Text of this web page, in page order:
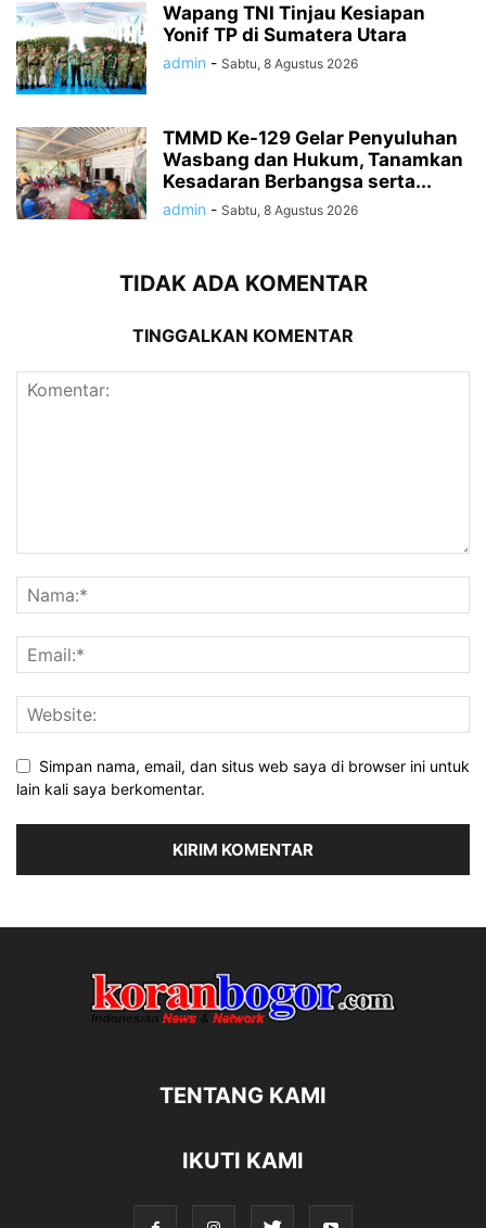
Wapang TNI Tinjau Kesiapan
Yonif TP di Sumatera Utara
admin - Sabtu, 8 Agustus 2026
TMMD Ke-129 Gelar Penyuluhan
Wasbang dan Hukum, Tanamkan
Kesadaran Berbangsa serta...
admin - Sabtu, 8 Agustus 2026
TIDAK ADA KOMENTAR
TINGGALKAN KOMENTAR
Simpan nama, email, dan situs web saya di browser ini untuk
lain kali saya berkomentar.
TENTANG KAMI
IKUTI KAMI